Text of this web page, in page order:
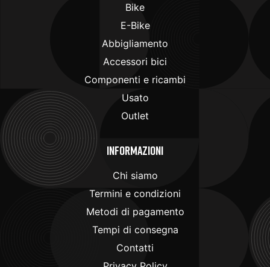
Bike
E-Bike
Abbigliamento
Accessori bici
Componenti e ricambi
Usato
Outlet
Informazioni
Chi siamo
Termini e condizioni
Metodi di pagamento
Tempi di consegna
Contatti